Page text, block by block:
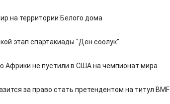
на территории Белого дома
этап спартакиады "Ден соолук"
Африки не пустили в США на чемпионат мира
за право стать претендентом на титул BMF